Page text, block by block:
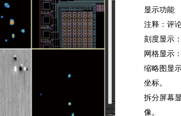
显示功能
注释：评
刻度显示
网格显示
缩略图显
坐标。
拆分屏幕
像。